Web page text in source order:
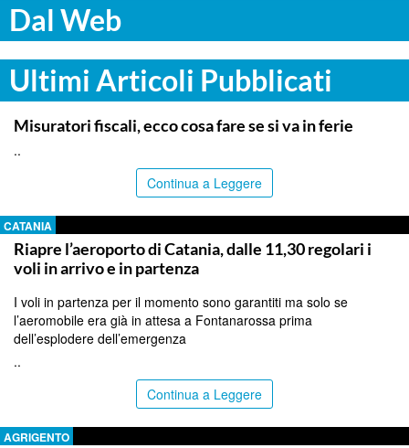
Dal Web
Ultimi Articoli Pubblicati
ITALPRESS
Misuratori fiscali, ecco cosa fare se si va in ferie
..
Continua a Leggere
CATANIA
Riapre l’aeroporto di Catania, dalle 11,30 regolari i
voli in arrivo e in partenza
I voli in partenza per il momento sono garantiti ma solo se
l’aeromobile era già in attesa a Fontanarossa prima
dell’esplodere dell’emergenza
..
Continua a Leggere
AGRIGENTO